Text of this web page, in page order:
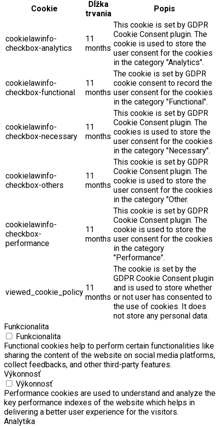
Cookie
Dĺžka
trvania
Popis
cookielawinfo-
checkbox-analytics
11
months
This cookie is set by GDPR
Cookie Consent plugin. The
cookie is used to store the
user consent for the cookies
in the category "Analytics".
cookielawinfo-
checkbox-functional
11
months
The cookie is set by GDPR
cookie consent to record the
user consent for the cookies
in the category "Functional".
cookielawinfo-
checkbox-necessary
11
months
This cookie is set by GDPR
Cookie Consent plugin. The
cookies is used to store the
user consent for the cookies
in the category "Necessary".
cookielawinfo-
checkbox-others
11
months
This cookie is set by GDPR
Cookie Consent plugin. The
cookie is used to store the
user consent for the cookies
in the category "Other.
cookielawinfo-
checkbox-
performance
11
months
This cookie is set by GDPR
Cookie Consent plugin. The
cookie is used to store the
user consent for the cookies
in the category
"Performance".
viewed_cookie_policy 11
months
The cookie is set by the
GDPR Cookie Consent plugin
and is used to store whether
or not user has consented to
the use of cookies. It does
not store any personal data.
Funkcionalita
Funkcionalita
Functional cookies help to perform certain functionalities like
sharing the content of the website on social media platforms,
collect feedbacks, and other third-party features.
Výkonnosť
Výkonnosť
Performance cookies are used to understand and analyze the
key performance indexes of the website which helps in
delivering a better user experience for the visitors.
Analytika